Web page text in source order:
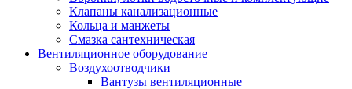
Клапаны канализационные
Кольца и манжеты
Смазка сантехническая
Вентиляционное оборудование
Воздухоотводчики
Вантузы вентиляционные